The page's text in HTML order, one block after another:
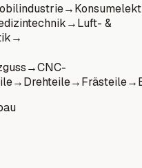
→
→Luft- &
→
→CNC-
→Drehteile→Frästeile→